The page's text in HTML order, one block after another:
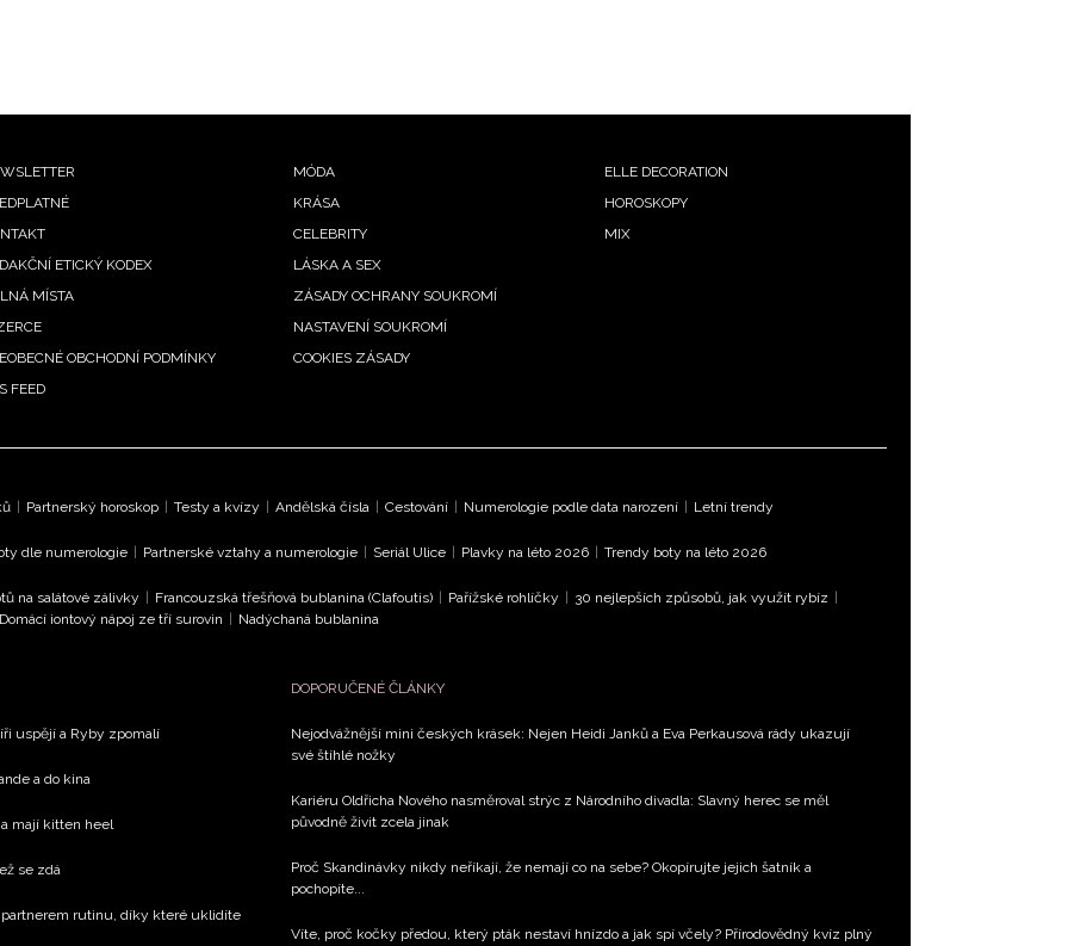
ETICKÝ KODEX
MÍSTA
OBCHODNÍ PODMÍNKY
FEED
MÓDA
KRÁSA
CELEBRITY
LÁSKA A SEX
ZÁSADY OCHRANY SOUKROMÍ
NASTAVENÍ SOUKROMÍ
COOKIES ZÁSADY
ELLE DECORATION
HOROSKOPY
MIX
| Partnerský horoskop | Testy a kvízy | Andělská čísla | Cestování | Numerologie podle data narození | Letní trendy
dle numerologie | Partnerské vztahy a numerologie | Seriál Ulice | Plavky na léto 2026 | Trendy boty na léto 2026
na salátové zálivky | Francouzská třešňová bublanina (Clafoutis) | Pařížské rohlíčky | 30 nejlepších způsobů, jak využít rybíz |
Domácí iontový nápoj ze tří surovin | Nadýchaná bublanina
uspějí a Ryby zpomalí
a do kina
mají kitten heel
se zdá
partnerem rutinu, díky které uklidíte
DOPORUČENÉ ČLÁNKY
Nejodvážnější mini českých krásek: Nejen Heidi Janků a Eva Perkausová rády ukazují
své štíhlé nožky
Kariéru Oldřicha Nového nasměroval strýc z Národního divadla: Slavný herec se měl
původně živit zcela jinak
Proč Skandinávky nikdy neříkají, že nemají co na sebe? Okopírujte jejich šatník a
pochopíte...
Víte, proč kočky předou, který pták nestaví hnízdo a jak spí včely? Přírodovědný kvíz plný